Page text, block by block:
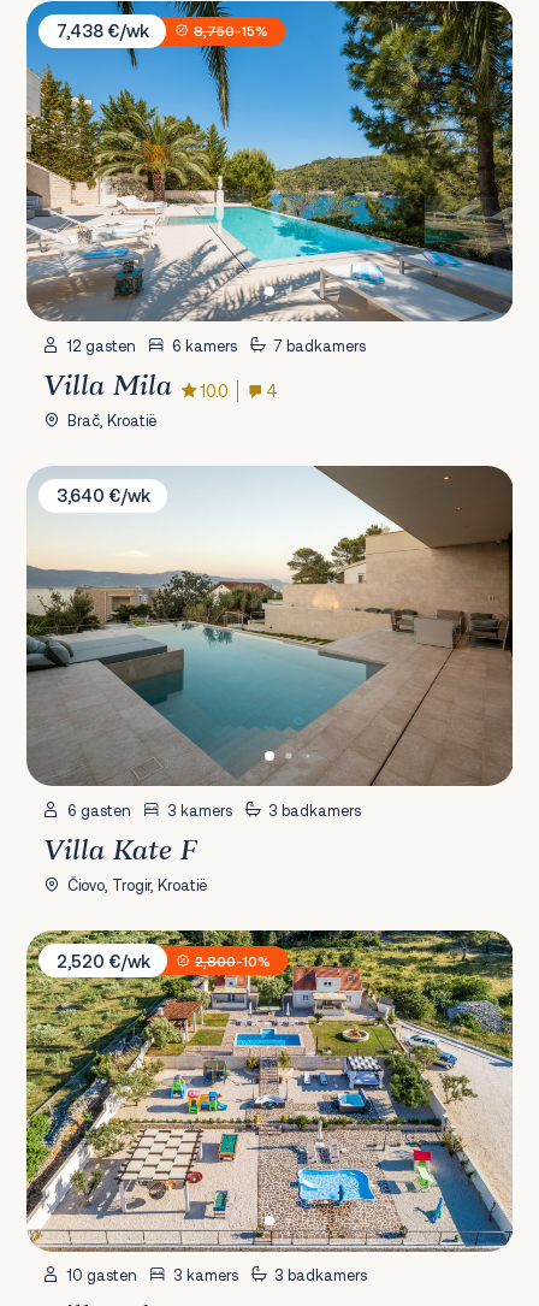
Villa Mila
7,438 €/wk
8,750-15%
12 gasten 6 kamers 7 badkamers
Villa Mila 10.0 4
Brač, Kroatië
Villa Kate F
3,640 €/wk
6 gasten 3 kamers 3 badkamers
Villa Kate F
Čiovo, Trogir, Kroatië
Villa Mis
2,520 €/wk
2,800-10%
10 gasten 3 kamers 3 badkamers